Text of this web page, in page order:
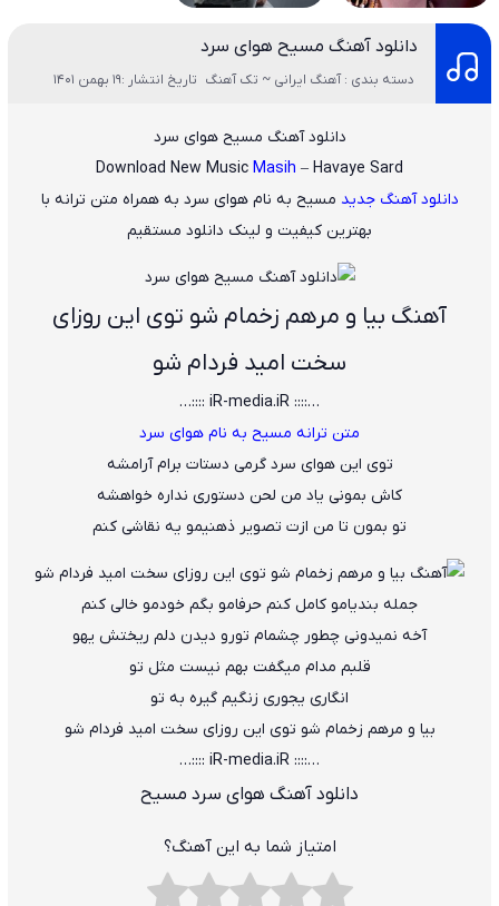
دانلود آهنگ مسیح هوای سرد
دسته بندی : آهنگ ایرانی ~ تک آهنگ تاریخ انتشار :19 بهمن 1401
دانلود آهنگ مسیح هوای سرد
Download New Music Masih – Havaye Sard
دانلود آهنگ جدید مسیح به نامهوای سرد به همراه متن ترانه با
بهترین کیفیت و لینک دانلود مستقیم
آهنگ بیا و مرهم زخمام شو توی این روزای
سخت امید فردام شو
…:::: iR-media.iR ::::…
متن ترانه مسیح به نام هوای سرد
توی این هوای سرد گرمی دستات برام آرامشه
کاش بمونی یاد من لحن دستوری نداره خواهشه
تو بمون تا من ازت تصویر ذهنیمو یه نقاشی کنم
جمله بندیامو کامل کنم حرفامو بگم خودمو خالی کنم
آخه نمیدونی چطور چشمام تورو دیدن دلم ریختش یهو
قلبم مدام میگفت بهم نیست مثل تو
انگاری یجوری زنگیم گیره به تو
بیا و مرهم زخمام شو توی این روزای سخت امید فردام شو
…:::: iR-media.iR ::::…
دانلود آهنگ هوای سرد مسیح
امتیاز شما به این آهنگ؟